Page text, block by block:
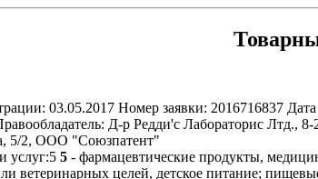
03.05.2017 Номер заявки: 2016716837
Д-р Редди'с Лабораторис Лтд.,
5/2, ООО "Союзпатент"
услуг:5 5 - фармацевтические продукты, медицинские и ветеринарные препараты; гигиенические препараты для медицинских целей; диетическое питание и вещества для медицинских или ветеринарных целей, детское питание; пищевые добавки для человека и животных; пластыри, перевязочные материалы; материалы для пломбирования зубов и изготовления зубных слепков; дезинфицирующие средства; препараты для уничтожения вредных животных; фунгициды, гербициды; акарициды; аконитин; алкалоиды для медицинских целей; альгинаты для фармацевтических целей; альгициды; альдегиды для фармацевтических целей; амальгамы зубные из золота; амальгамы стоматологические; аминокислоты для ветеринарных целей; аминокислоты для медицинских целей; анальгетики; анестетики; антибиотики; антисептики; аптечки дорожные заполненные; аптечки первой помощи заполненные; ацетат алюминия для фармацевтических целей; ацетаты для фармацевтических целей; бактерициды; бальзамы для медицинских целей; бандажи перевязочные; биомаркеры диагностические для медицинских целей; биоциды; браслеты для медицинских целей; браслеты противоревматические; бром для фармацевтических целей; бумага для горчичников; бумага клейкая от мух; бумага реактивная для медицинских или ветеринарных целей; бумага с особой пропиткой от моли; вазелин для медицинских целей; вакцины; ванны кислородные; вата антисептическая; вата асептическая; вата гигроскопическая; вата для медицинских целей; вата хлопковая для медицинских целей; вещества диетические для медицинских целей; вещества контрастные радиологические для медицинских целей; вещества питательные для микроорганизмов; вещества радиоактивные для медицинских целей; висмут азотнокислый основной для фармацевтических целей; вода мелиссовая для фармацевтических целей; вода морская для лечебных ванн; воды минеральные для медицинских целей; воды термальные; волокна пищевые; воск формовочный для стоматологических целей; газы для медицинских целей; гваякол для фармацевтических целей; гематоген; гемоглобин; гидрастин; гидрастинин; глицерин для медицинских целей; глицерофосфаты; глюкоза для медицинских целей; горечавка для фармацевтических целей; гормоны для медицинских целей; горчица для фармацевтических целей; горчичники; грязи для ванн; грязи лечебные; гуммигут для медицинских целей; гурьюн-бальзам для медицинских целей; дезинфектанты; средства дезинфицирующие; дезодоранты для освежения воздуха; дезодоранты, за исключением предназначенных для человека или животных; дезодораторы для одежды или текстильных изделий; диастаза для медицинских целей; дигиталин; добавки минеральные пищевые; добавки пищевые; добавки пищевые белковые; добавки пищевые для животных; добавки пищевые дрожжевые; добавки пищевые из альгината; добавки пищевые из глюкозы; добавки пищевые из казеина; добавки пищевые из